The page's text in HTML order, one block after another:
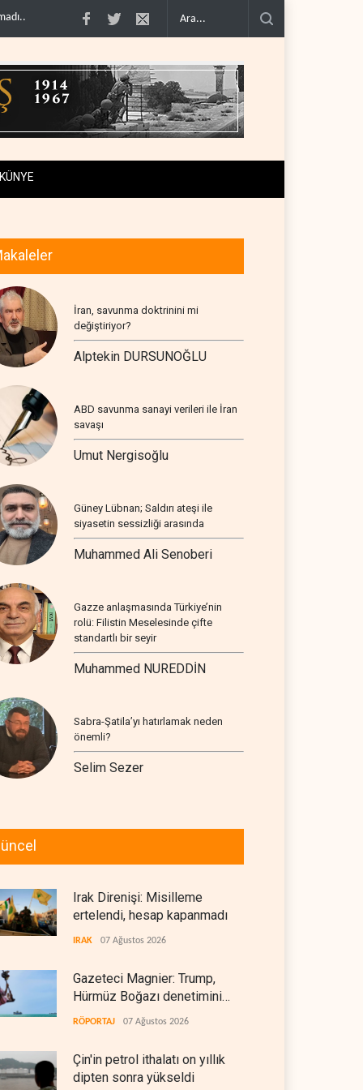
doğru.. Çin'in petrol ithalatı on yıllık dipten sonra yükseldi..
KÜNYE
İran, savunma doktrinini mi
değiştiriyor?
Alptekin DURSUNOĞLU
ABD savunma sanayi verileri ile İran
savaşı
Umut Nergisoğlu
Güney Lübnan; Saldırı ateşi ile
siyasetin sessizliği arasında
Muhammed Ali Senoberi
Gazze anlaşmasında Türkiye’nin
rolü: Filistin Meselesinde çifte
standartlı bir seyir
Muhammed NUREDDİN
Sabra-Şatila’yı hatırlamak neden
önemli?
Selim Sezer
Irak Direnişi: Misilleme
ertelendi, hesap kapanmadı
IRAK 07 Ağustos 2026
Gazeteci Magnier: Trump,
Hürmüz Boğazı denetimini
doğrudan İran ve Umman'a
RÖPORTAJ 07 Ağustos 2026
Çin'in petrol ithalatı on yıllık
dipten sonra yükseldi